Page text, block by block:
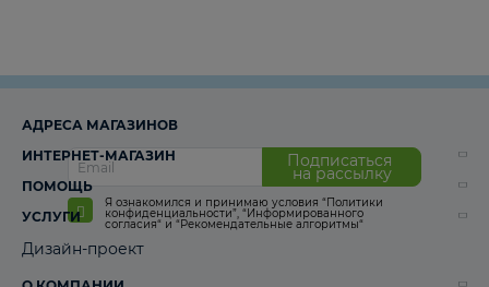
Подписаться
на рассылку
Я ознакомился и принимаю условия “Политики
конфиденциальности”, “Информированного
согласия“ и “Рекомендательные алгоритмы“
АДРЕСА МАГАЗИНОВ
ИНТЕРНЕТ-МАГАЗИН
ПОМОЩЬ
УСЛУГИ
Дизайн-проект